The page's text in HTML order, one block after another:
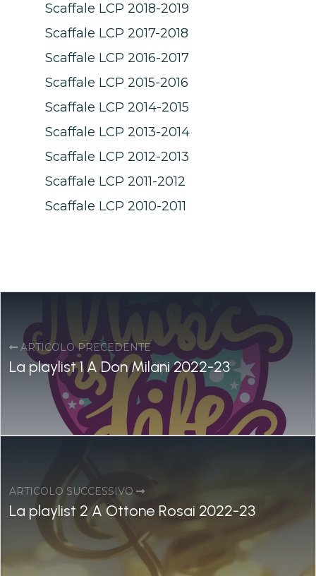
Scaffale LCP 2018-2019
Scaffale LCP 2017-2018
Scaffale LCP 2016-2017
Scaffale LCP 2015-2016
Scaffale LCP 2014-2015
Scaffale LCP 2013-2014
Scaffale LCP 2012-2013
Scaffale LCP 2011-2012
Scaffale LCP 2010-2011
ARTICOLO PRECEDENTE
La playlist 1 A Don Milani 2022-23
ARTICOLO SUCCESSIVO
La playlist 2 A Ottone Rosai 2022-23